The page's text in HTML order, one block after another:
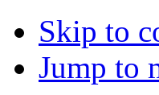
Skip to
Jump to